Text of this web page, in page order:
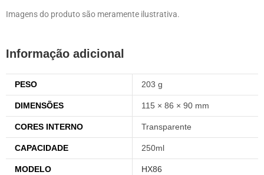
Imagens do produto são meramente ilustrativa.
Informação adicional
PESO 203 g
DIMENSÕES 115 × 86 × 90 mm
CORES INTERNO Transparente
CAPACIDADE 250ml
MODELO HX86